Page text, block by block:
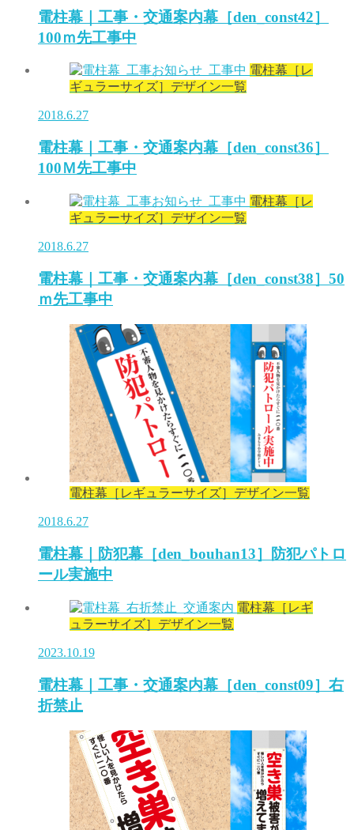
電柱幕｜工事・交通案内幕［den_const42］
100ｍ先工事中
電柱幕［レ
ギュラーサイズ］デザイン一覧
2018.6.27
電柱幕｜工事・交通案内幕［den_const36］
100Ｍ先工事中
電柱幕［レ
ギュラーサイズ］デザイン一覧
2018.6.27
電柱幕｜工事・交通案内幕［den_const38］50
ｍ先工事中
電柱幕［レギュラーサイズ］デザイン一覧
2018.6.27
電柱幕｜防犯幕［den_bouhan13］防犯パトロ
ール実施中
電柱幕［レギ
ュラーサイズ］デザイン一覧
2023.10.19
電柱幕｜工事・交通案内幕［den_const09］右
折禁止